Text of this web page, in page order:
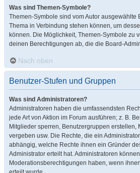
Was sind Themen-Symbole?
Themen-Symbole sind vom Autor ausgewählte
Thema in Verbindung stehen können, um
können. Die Möglichkeit, Themen-Symbole zu
deinen Berechtigungen ab, die die Board-
Nach oben
Benutzer-Stufen und Gruppen
Was sind Administratoren?
Administratoren haben die umfassendsten
jede Art von Aktion im Forum ausführen; z. B.
Mitglieder sperren, Benutzergruppen erstellen,
vergeben usw. Die Rechte, die ein
abhängig, welche Rechte ihnen ein Gründer
Administrator erteilt hat. Administratoren
Moderationsberechtigungen haben, wenn